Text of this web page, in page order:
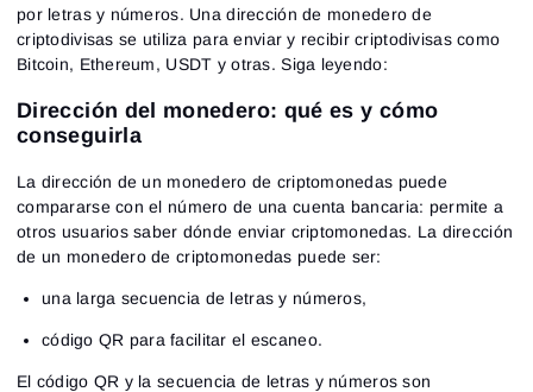
por letras y números. Una dirección de monedero de
criptodivisas se utiliza para enviar y recibir criptodivisas como
Bitcoin, Ethereum, USDT y otras.Siga leyendo:
Dirección del monedero: qué es y cómo
conseguirla
La dirección de un monedero de criptomonedas puede
compararse con el número de una cuenta bancaria: permite a
otros usuarios saber dónde enviar criptomonedas. La dirección
de un monedero de criptomonedas puede ser:
una larga secuencia de letras y números,
código QR para facilitar el escaneo.
El código QR y la secuencia de letras y números son